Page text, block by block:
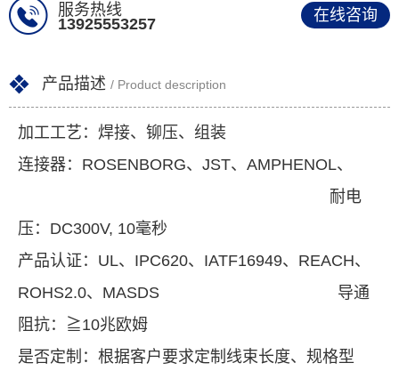
服务热线
13925553257
在线咨询
产品描述 / Product description
加工工艺：焊接、铆压、组装
连接器：ROSENBORG、JST、AMPHENOL、
耐电
压：DC300V, 10毫秒
产品认证：UL、IPC620、IATF16949、REACH、
ROHS2.0、MASDS 导通
阻抗：≧10兆欧姆
是否定制：根据客户要求定制线束长度、规格型